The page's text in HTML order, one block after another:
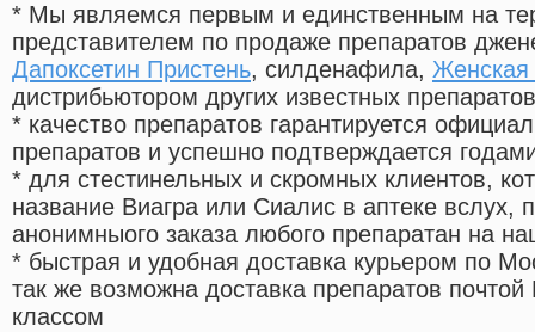
* Мы являемся первым и единственным на
представителем по продаже препаратов
Дапоксетин Пристень, силденафила, Женская
дистрибьютором других известных препаратов
* качество препаратов гарантируется
препаратов и успешно подтверждается
* для стестинельных и скромных клиентов,
название Виагра или Сиалис в аптеке вслух,
анонимныого заказа любого препаратан на
* быстрая и удобная доставка курьером по
так же возможна доставка препаратов
классом